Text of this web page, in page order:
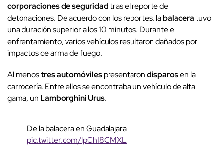
corporaciones de seguridadtras el reporte de
detonaciones. De acuerdo con los reportes, labalaceratuvo
una duración superior a los 10 minutos. Durante el
enfrentamiento, varios vehículos resultaron dañados por
impactos de arma de fuego.
Al menostres automóvilespresentarondisparosen la
carrocería. Entre ellos se encontraba un vehículo de alta
gama, un Lamborghini Urus.
De la balacera en Guadalajara
pic.twitter.com/lpChI8CMXL